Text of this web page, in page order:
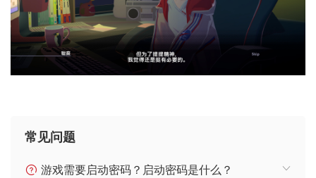
常见问题
游戏需要启动密码？启动密码是什么？